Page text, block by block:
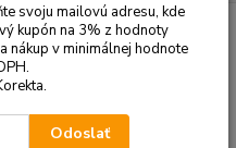
OKI Oki C 5750
tovar.
svoju mailovú adresu, kde
kupón na 3% z hodnoty
nákup v minimálnej hodnote
Odoslať